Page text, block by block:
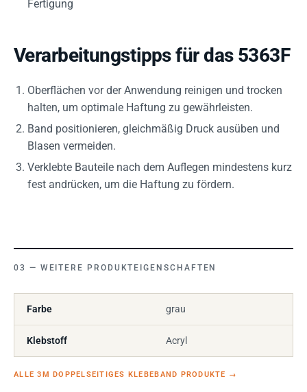
Fertigung
Verarbeitungstipps für das 5363F
Oberflächen vor der Anwendung reinigen und trocken
halten, um optimale Haftung zu gewährleisten.
Band positionieren, gleichmäßig Druck ausüben und
Blasen vermeiden.
Verklebte Bauteile nach dem Auflegen mindestens kurz
fest andrücken, um die Haftung zu fördern.
WEITERE PRODUKTEIGENSCHAFTEN
Farbe grau
Klebstoff Acryl
ALLE 3M DOPPELSEITIGES KLEBEBAND PRODUKTE →